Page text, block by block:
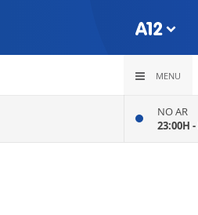
MENU
NO AR
23:00H -